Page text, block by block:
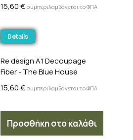
15,60€ συμπεριλαμβάνεται το ΦΠΑ
Details
Re design A1 Decoupage
Fiber - The Blue House
15,60€ συμπεριλαμβάνεται το ΦΠΑ
Προσθήκη στο καλάθι